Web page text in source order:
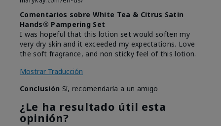
Comentarios sobre White Tea & Citrus Satin
Hands® Pampering Set
I was hopeful that this lotion set would soften my
very dry skin and it exceeded my expectations. Love
the soft fragrance, and non sticky feel of this lotion.
Mostrar Traducción
Conclusión Sí, recomendaría a un amigo
¿Le ha resultado útil esta
opinión?